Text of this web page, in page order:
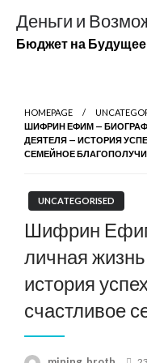
содержимому
Деньги и
Бюджет на Будущее
HOMEPAGE
ШИФРИН ЕФИМ —
ДЕЯТЕЛЯ — ИСТОРИЯ
СЕМЕЙНОЕ
UNCATEGORISED
Шифрин
личная
история
счастливое